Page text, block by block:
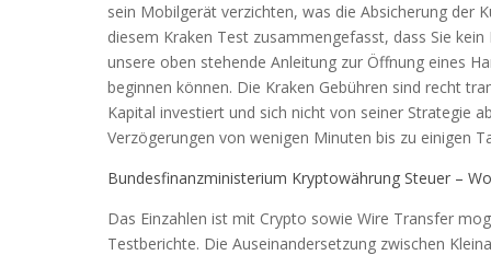
sein Mobilgerät verzichten, was die Absicherung der
diesem Kraken Test zusammengefasst, dass Sie
unsere oben stehende Anleitung zur Öffnung eines
beginnen können. Die Kraken Gebühren sind recht
Kapital investiert und sich nicht von seiner Strategie
Verzögerungen von wenigen Minuten bis zu einigen
Bundesfinanzministerium Kryptowährung Steuer –
Das Einzahlen ist mit Crypto sowie Wire Transfer
Testberichte. Die Auseinandersetzung zwischen